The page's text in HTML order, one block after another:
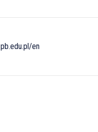
pb.edu.pl/en